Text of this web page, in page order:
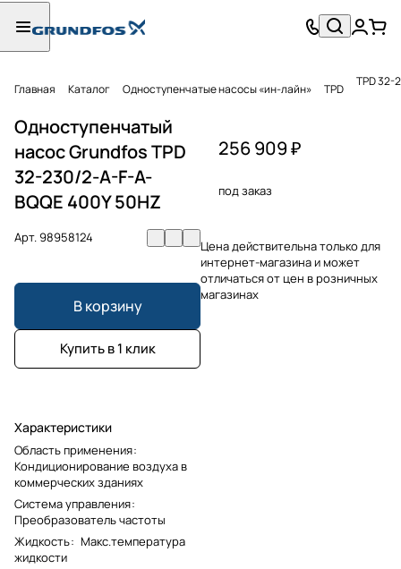
Главная Каталог Одноступенчатые насосы «ин-лайн» TPD TPD 32-
Одноступенчатый
насос Grundfos TPD
32-230/2-A-F-A-
BQQE 400Y 50HZ
Арт.98958124
В корзину
Купить в 1 клик
Характеристики
Область применения:
Кондиционирование воздуха в
коммерческих зданиях
Система управления:
Преобразователь частоты
Жидкость: Макс.температура
жидкости
256 909 ₽
под заказ
Цена действительна только для
интернет-магазина и может
отличаться от цен в розничных
магазинах